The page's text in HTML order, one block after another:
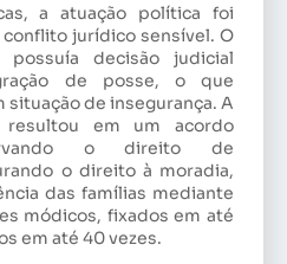
a atuação política foi
jurídico sensível. O
decisão judicial
de posse, o que
situação de insegurança. A
resultou em um acordo
o direito de
o direito à moradia,
das famílias mediante
módicos, fixados em até
em até 40 vezes.